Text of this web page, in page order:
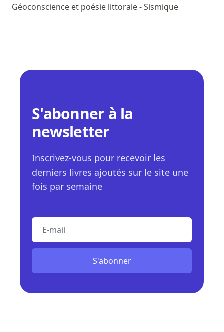
Géoconscience et poésie littorale - Sismique
S'abonner à la
newsletter
Inscrivez-vous pour recevoir les
derniers livres ajoutés sur le site une
fois par semaine
S'abonner